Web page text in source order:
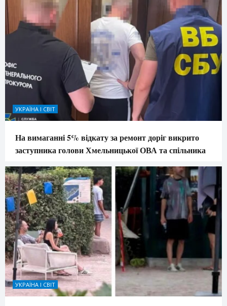
УКРАЇНА І СВІТ
На вимаганні 5% відкату за ремонт доріг викрито
заступника голови Хмельницької ОВА та спільника
УКРАЇНА І СВІТ